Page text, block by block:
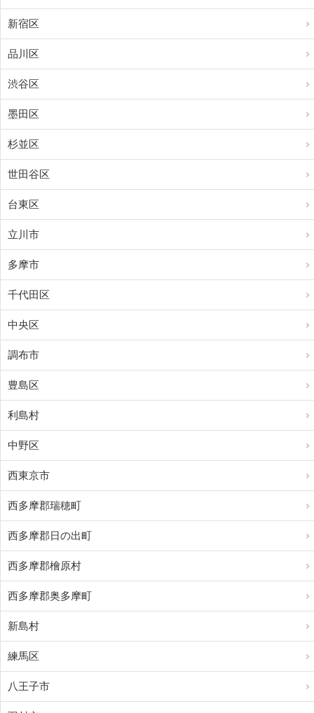
新宿区
品川区
渋谷区
墨田区
杉並区
世田谷区
台東区
立川市
多摩市
千代田区
中央区
調布市
豊島区
利島村
中野区
西東京市
西多摩郡瑞穂町
西多摩郡日の出町
西多摩郡檜原村
西多摩郡奥多摩町
新島村
練馬区
八王子市